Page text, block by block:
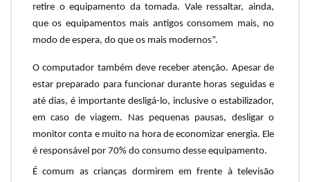
retire o equipamento da tomada. Vale ressaltar, ainda,
que os equipamentos mais antigos consomem mais, no
modo de espera, do que os mais modernos”.
O computador também deve receber atenção. Apesar de
estar preparado para funcionar durante horas seguidas e
até dias, é importante desligá-lo, inclusive o estabilizador,
em caso de viagem. Nas pequenas pausas, desligar o
monitor conta e muito na hora de economizar energia. Ele
é responsável por 70% do consumo desse equipamento.
É comum as crianças dormirem em frente à televisão